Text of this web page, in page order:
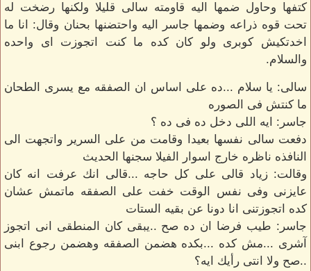
كتفها وحاول ضمها اليه قاومته سالى قليلا ولكنها رضخت له
تحت قوه ذراعه وضمها جاسر اليه واحتضنها بحنان وقال: انا ما
اخدتكيش كوبرى ولو كان كده ما كنت اتجوزت اى واحده
والسلام.
سالى: يا سلام ...ده على اساس ان الصفقه مع يسرى الطحان
ما كنتش فى الصوره
جاسر: ايه اللى دخل ده فى ده ؟
دفعت سالى نفسها بعيدا وقامت من على السرير واتجهت الى
النافذه ناظره خارج اسوار الفيلا سجنها الحديث
وقالت: زياد قالى على كل حاجه ...قالى انك عرفت انه كان
عايزنى وفى نفس الوقت خفت على الصفقه ماتمش عشان
كده اتجوزتنى انا دونا عن بقيه الستات
جاسر: طيب فرضا ان ده صح ..يبقى كان المنطقى انى اتجوز
آشرى ...مش كده ...بكده هضمن الصفقه وهضمن رجوع ابنى
..صح ولا انتى رأيك ايه؟